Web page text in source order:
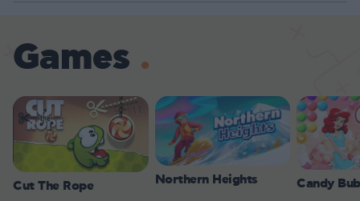
Games
Cut The Rope Northern Heights Candy